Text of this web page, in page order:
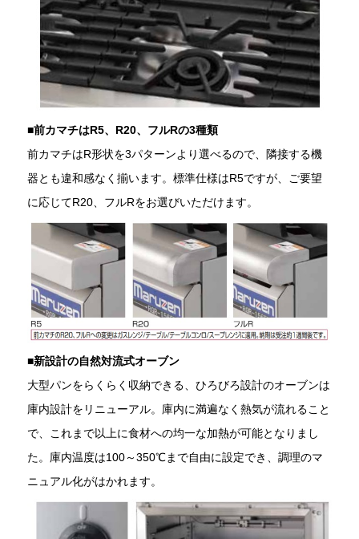
■前カマチはR5、R20、フルRの3種類
前カマチはR形状を3パターンより選べるので、隣接する機
器とも違和感なく揃います。標準仕様はR5ですが、ご要望
に応じてR20、フルRをお選びいただけます。
■新設計の自然対流式オーブン
大型パンをらくらく収納できる、ひろびろ設計のオーブンは
庫内設計をリニューアル。庫内に満遍なく熱気が流れること
で、これまで以上に食材への均一な加熱が可能となりまし
た。庫内温度は100～350℃まで自由に設定でき、調理のマ
ニュアル化がはかれます。